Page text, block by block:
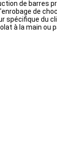
de barres
de
spécifique du
à la main ou